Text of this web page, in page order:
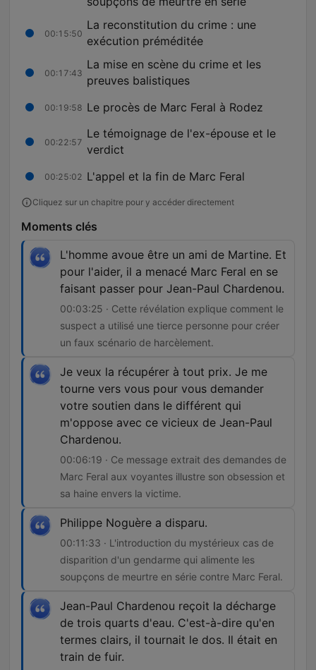
00:15:50
La reconstitution du crime : une
exécution préméditée
00:17:43
La mise en scène du crime et les
preuves balistiques
00:19:58 Le procès de Marc Feral à Rodez
00:22:57
Le témoignage de l'ex-épouse et le
verdict
00:25:02 L'appel et la fin de Marc Feral
Cliquez sur un chapitre pour y accéder directement
Moments clés
L'homme avoue être un ami de Martine. Et
pour l'aider, il a menacé Marc Feral en se
faisant passer pour Jean-Paul Chardenou.
00:03:25 · Cette révélation explique comment le
suspect a utilisé une tierce personne pour créer
un faux scénario de harcèlement.
Je veux la récupérer à tout prix. Je me
tourne vers vous pour vous demander
votre soutien dans le différent qui
m'oppose avec ce vicieux de Jean-Paul
Chardenou.
00:06:19 · Ce message extrait des demandes de
Marc Feral aux voyantes illustre son obsession et
sa haine envers la victime.
Philippe Noguère a disparu.
00:11:33 · L'introduction du mystérieux cas de
disparition d'un gendarme qui alimente les
soupçons de meurtre en série contre Marc Feral.
Jean-Paul Chardenou reçoit la décharge
de trois quarts d'eau. C'est-à-dire qu'en
termes clairs, il tournait le dos. Il était en
train de fuir.